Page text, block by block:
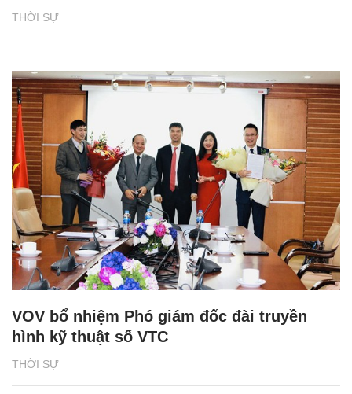
THỜI SỰ
THỜI SỰ
VOV bổ nhiệm Phó giám đốc đài truyền
hình kỹ thuật số VTC